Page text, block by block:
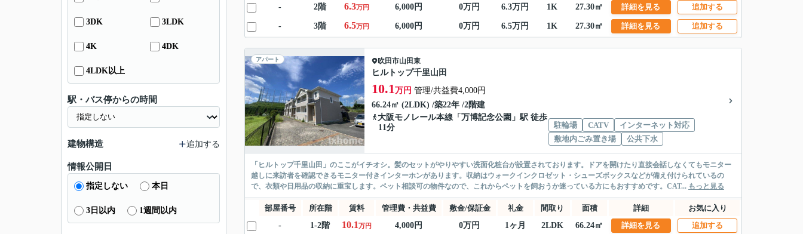
- 2階 6.3万円 6,000円 0万円 6.3万円 1K 27.30㎡ 詳細を見る 追加する
- 3階 6.5万円 6,000円 0万円 6.5万円 1K 27.30㎡ 詳細を見る 追加する
アパート 吹田市山田東
ヒルトップ千里山田
10.1万円 管理/共益費4,000円
66.24㎡ (2LDK) /築22年 /2階建
大阪モノレール本線 「 万博記念公園 」駅 徒歩
11分
駐輪場 CATV
インターネット対応
敷地内ごみ置き場
公共下水
「ヒルトップ千里山田」のここがイチオシ。髪のセットがやりやすい洗面化粧台が設置されております。ドアを開けたり直接会話しなくてもモニター
越しに来訪者を確認できるモニター付きインターホンがあります。収納はウォークインクロゼット・シューズボックスなどが備え付けられているの
で、衣類や日用品の収納に重宝します。ペット相談可の物件なので、これからペットを飼おうか迷っている方にもおすすめです。CAT... もっと見る
部屋番号 所在階 賃料 管理費・共益費 敷金/保証金 礼金 間取り 面積 詳細
お気に入り
-
1-2階 10.1万円 4,000円 0万円 1ヶ月 2LDK 66.24㎡ 詳細を見る 追加する
3DK 3LDK
4K 4DK
4LDK以上
駅・バス停からの時間
建物構造 追加する
情報公開日
指定しない 本日
3日以内 1週間以内